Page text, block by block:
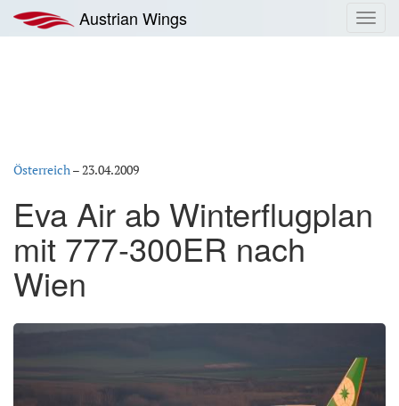
Inhalt
springen
Austrian Wings
Österreich–23.04.2009
Eva Air ab Winterflugplan
mit 777-300ER nach
Wien